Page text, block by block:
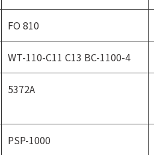
FO 810
WT-110-C11 C13 BC-1100-4
5372A
PSP-1000